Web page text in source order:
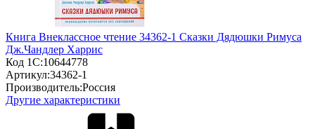
Книга Внеклассное чтение 34362-1 Сказки Дядюшки Римуса
Дж.Чандлер Харрис
Код 1С:10644778
Артикул:34362-1
Производитель:Россия
Другие характеристики